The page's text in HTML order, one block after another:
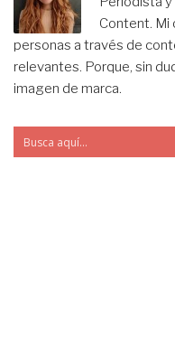
Content. Mi
personas a través de
relevantes. Porque, sin
imagen de marca.